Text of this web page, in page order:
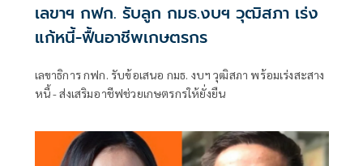
เลขาฯ กฟก. รับลูก กมธ.งบฯ วุฒิสภา เร่ง
แก้หนี้-ฟื้นอาชีพเกษตรกร
เลขาธิการ กฟก. รับข้อเสนอ กมธ. งบฯ วุฒิสภา พร้อมเร่งสะสาง
หนี้ - ส่งเสริมอาชีฟช่วยเกษตรกรให้ยั่งยืน